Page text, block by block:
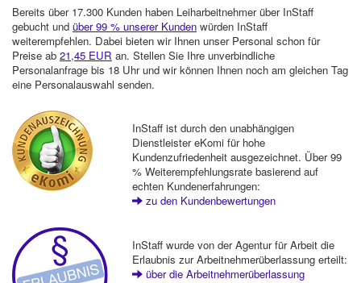
Bereits über 17.300 Kunden haben Leiharbeitnehmer über InStaff
gebucht und über 99 % unserer Kunden würden InStaff
weiterempfehlen. Dabei bieten wir Ihnen unser Personal schon für
Preise ab 21,45 EUR an. Stellen Sie Ihre unverbindliche
Personalanfrage bis 18 Uhr und wir können Ihnen noch am gleichen Tag
eine Personalauswahl senden.
InStaff ist durch den unabhängigen
Dienstleister eKomi für hohe
Kundenzufriedenheit ausgezeichnet. Über 99
% Weiterempfehlungsrate basierend auf
echten Kundenerfahrungen:
zu den Kundenbewertungen
InStaff wurde von der Agentur für Arbeit die
Erlaubnis zur Arbeitnehmerüberlassung erteilt:
über die Arbeitnehmerüberlassung